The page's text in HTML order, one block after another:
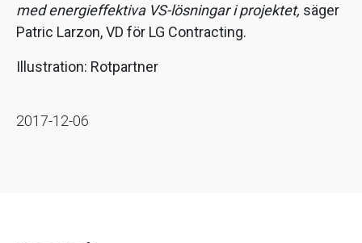
med energieffektiva VS-lösningar i projektet, säger
Patric Larzon, VD för LG Contracting.
Illustration: Rotpartner
2017-12-06